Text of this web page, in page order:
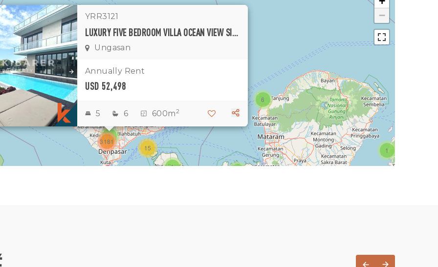
1
1
1
1
3
6
15
3181
YRR3121
LUXURY FIVE BEDROOM VILLA OCEAN VIEW SITUATED IN UNGASAN (AVAILABLE ON JULY 11TH, 2026)
Ungasan
Annually Rent
USD 52,498
5 6 600m2
−